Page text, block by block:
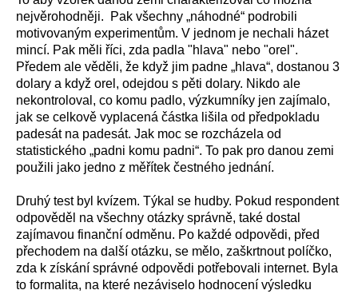
nejvěrohodněji. Pak všechny „náhodné“ podrobili
motivovaným experimentům. V jednom je nechali házet
mincí. Pak měli říci, zda padla "hlava" nebo "orel".
Předem ale věděli, že když jim padne „hlava“, dostanou 3
dolary a když orel, odejdou s pěti dolary. Nikdo ale
nekontroloval, co komu padlo, výzkumníky jen zajímalo,
jak se celkově vyplacená částka lišila od předpokladu
padesát na padesát. Jak moc se rozcházela od
statistického „padni komu padni“. To pak pro danou zemi
použili jako jedno z měřítek čestného jednání.
Druhý test byl kvízem. Týkal se hudby. Pokud respondent
odpověděl na všechny otázky správně, také dostal
zajímavou finanční odměnu. Po každé odpovědi, před
přechodem na další otázku, se mělo, zaškrtnout políčko,
zda k získání správné odpovědi potřebovali internet. Byla
to formalita, na které nezáviselo hodnocení výsledku